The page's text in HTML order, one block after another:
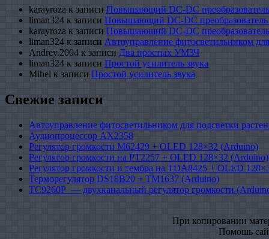
karayroza к записи Повышающий DC-DC
liman324 к записи Повышающий DC-DC
karayroza к записи Повышающий DC-DC
liman324 к записи Автоуправление фитосветильником
Andrey.2004 к записи Два простых УМЗЧ
liman324 к записи Простой усилитель звука
Mihel к записи Простой усилитель звука
Свежие записи
Автоуправление фитосветильником для подсветки
Аудиопроцессор AX2358
Регулятор громкости M62429 + OLED 128×32 (Arduino)
Регулятор громкости на PT2257 + OLED 128×32 (Arduino)
Регулятор громкости и тембра на TDA8425 + OLED
Терморегулятор DS18B20 + TM1637 (Arduino)
TC9260P — двухканальный регулятор громкости
При копировании
Помошь